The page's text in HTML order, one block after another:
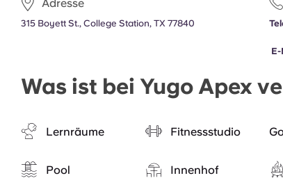
Adresse
315 Boyett St., College Station, TX 77840
Was ist bei Yugo Apex
Lernräume Fitnessstudio
Pool Innenhof